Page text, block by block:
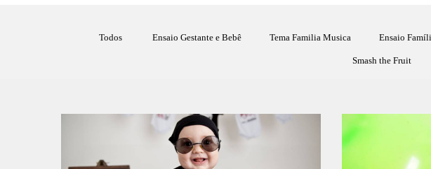
Todos Ensaio Gestante e Bebê Tema Familia Musica Ensaio
Smash the Fruit